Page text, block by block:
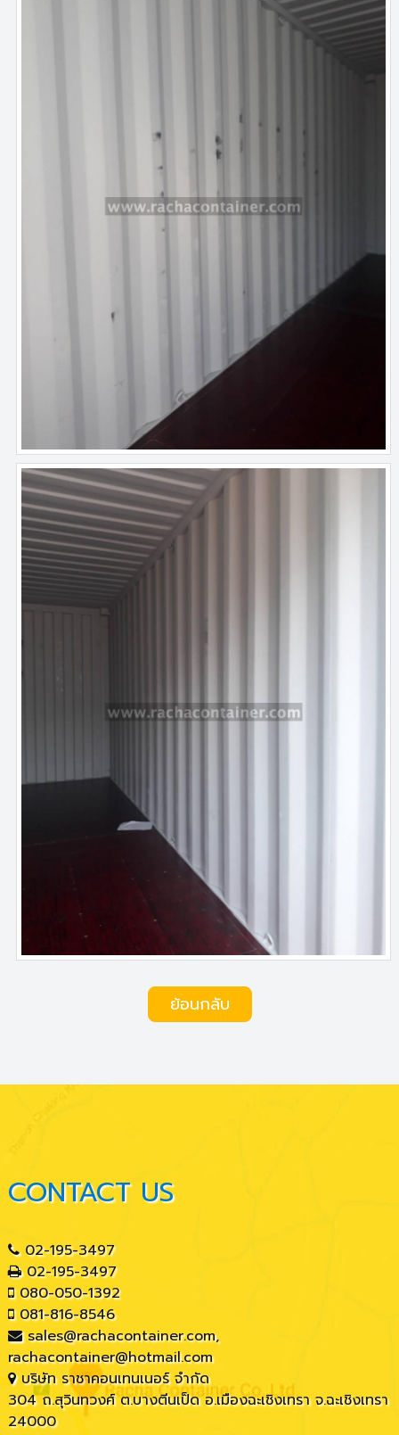
ย้อนกลับ
CONTACT US
02-195-3497
02-195-3497
080-050-1392
081-816-8546
sales@rachacontainer.com,
rachacontainer@hotmail.com
บริษัท ราชาคอนเทนเนอร์ จำกัด
304 ถ.สุวินทวงศ์ ต.บางตีนเป็ด อ.เมืองฉะเชิงเทรา จ.ฉะเชิงเทรา
24000